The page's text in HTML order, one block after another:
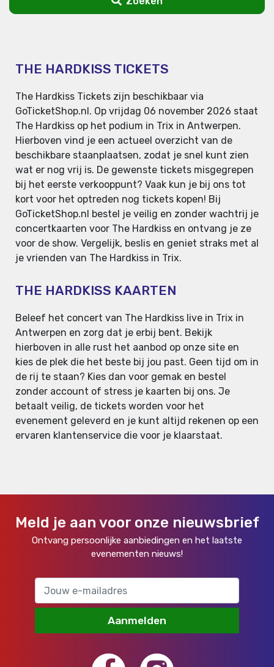
THE HARDKISS TICKETS
The Hardkiss Tickets zijn beschikbaar via
GoTicketShop.nl. Op vrijdag 06 november 2026 staat
The Hardkiss op het podium in Trix in Antwerpen.
Hierboven vind je een actueel overzicht van de
beschikbare staanplaatsen, zodat je snel kunt zien
wat er nog vrij is. De gewenste tickets misgegrepen
bij het eerste verkooppunt? Vaak kun je bij ons tot
kort voor het optreden nog tickets kopen! Bij
GoTicketShop.nl bestel je veilig en zonder wachtrij je
concertkaarten voor The Hardkiss en ontvang je ze
voor de show. Vergelijk, beslis en geniet straks met al
je vrienden van The Hardkiss in Trix.
THE HARDKISS KAARTEN
Beleef het concert van The Hardkiss live in Trix in
Antwerpen en zorg dat je erbij bent. Bekijk
hierboven in alle rust het aanbod op onze site en
kies de plek die het beste bij jou past. Geen tijd om in
de rij te staan? Kies dan voor gemak en bestel
zonder account of stress je kaarten bij ons. Je
betaalt veilig, de tickets worden voor het
evenement geleverd en je kunt altijd rekenen op een
ervaren klantenservice die voor je klaarstaat.
Meld je aan voor onze nieuwsbrief
Ontvang persoonlijke aanbiedingen en het laatste
evenementen nieuws!
Aanmelden